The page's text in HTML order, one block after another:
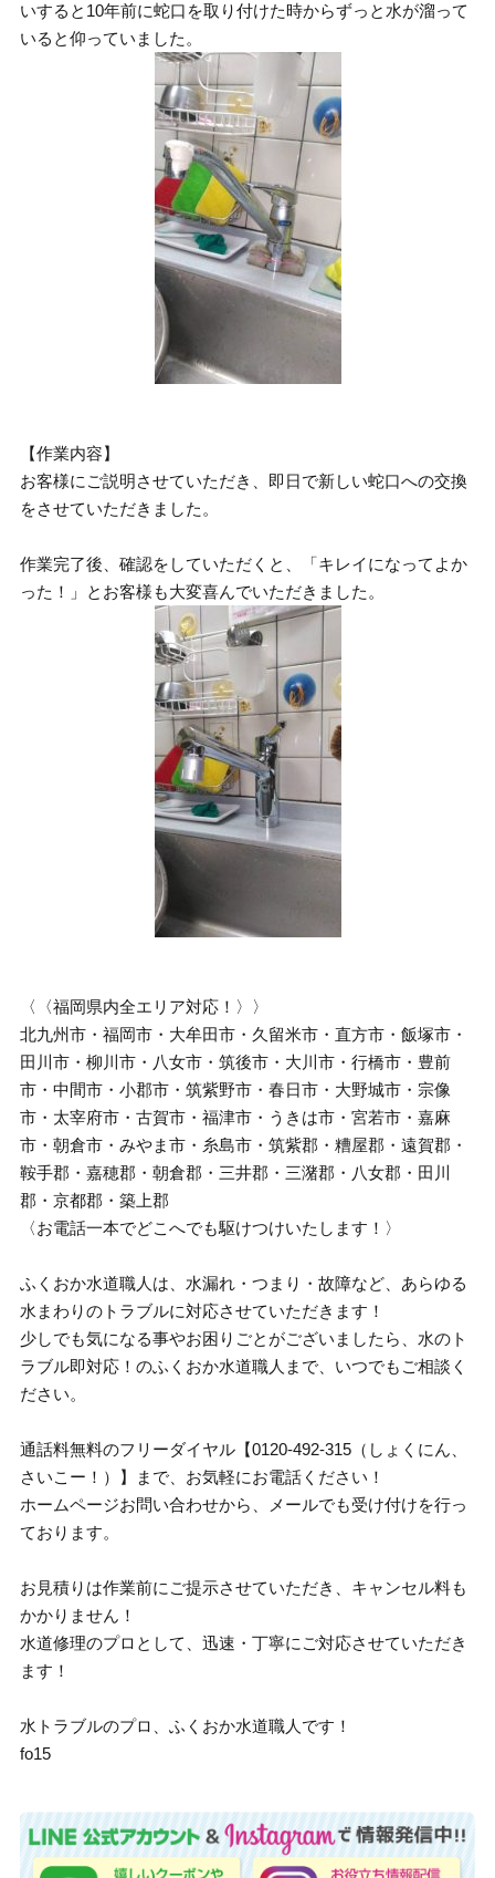
いすると10年前に蛇口を取り付けた時からずっと水が溜って
いると仰っていました。
【作業内容】
お客様にご説明させていただき、即日で新しい蛇口への交換
をさせていただきました。
作業完了後、確認をしていただくと、「キレイになってよか
った！」とお客様も大変喜んでいただきました。
〈〈福岡県内全エリア対応！〉〉
北九州市・福岡市・大牟田市・久留米市・直方市・飯塚市・
田川市・柳川市・八女市・筑後市・大川市・行橋市・豊前
市・中間市・小郡市・筑紫野市・春日市・大野城市・宗像
市・太宰府市・古賀市・福津市・うきは市・宮若市・嘉麻
市・朝倉市・みやま市・糸島市・筑紫郡・糟屋郡・遠賀郡・
鞍手郡・嘉穂郡・朝倉郡・三井郡・三潴郡・八女郡・田川
郡・京都郡・築上郡
〈お電話一本でどこへでも駆けつけいたします！〉
ふくおか水道職人は、水漏れ・つまり・故障など、あらゆる
水まわりのトラブルに対応させていただきます！
少しでも気になる事やお困りごとがございましたら、水のト
ラブル即対応！のふくおか水道職人まで、いつでもご相談く
ださい。
通話料無料のフリーダイヤル【0120-492-315（しょくにん、
さいこー！）】まで、お気軽にお電話ください！
ホームページお問い合わせから、メールでも受け付けを行っ
ております。
お見積りは作業前にご提示させていただき、キャンセル料も
かかりません！
水道修理のプロとして、迅速・丁寧にご対応させていただき
ます！
水トラブルのプロ、ふくおか水道職人です！
fo15